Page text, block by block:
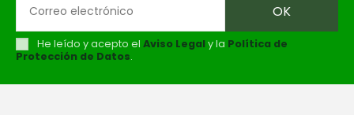
He leído y acepto el Aviso Legaly la Política de
Protección de Datos.